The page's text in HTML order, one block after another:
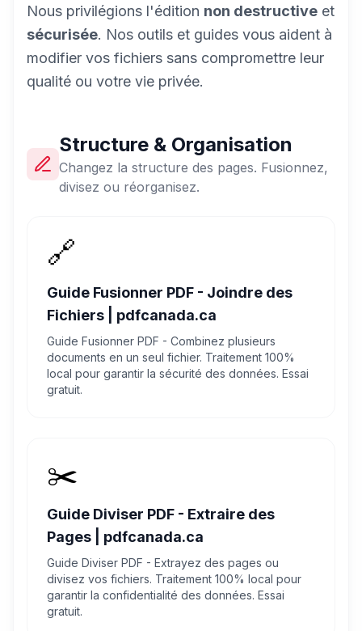
Nous privilégions l'édition non destructive et
sécurisée. Nos outils et guides vous aident à
modifier vos fichiers sans compromettre leur
qualité ou votre vie privée.
Structure & Organisation
Changez la structure des pages. Fusionnez,
divisez ou réorganisez.
🔗
Guide Fusionner PDF - Joindre des
Fichiers | pdfcanada.ca
Guide Fusionner PDF - Combinez plusieurs
documents en un seul fichier. Traitement 100%
local pour garantir la sécurité des données. Essai
gratuit.
✂️
Guide Diviser PDF - Extraire des
Pages | pdfcanada.ca
Guide Diviser PDF - Extrayez des pages ou
divisez vos fichiers. Traitement 100% local pour
garantir la confidentialité des données. Essai
gratuit.